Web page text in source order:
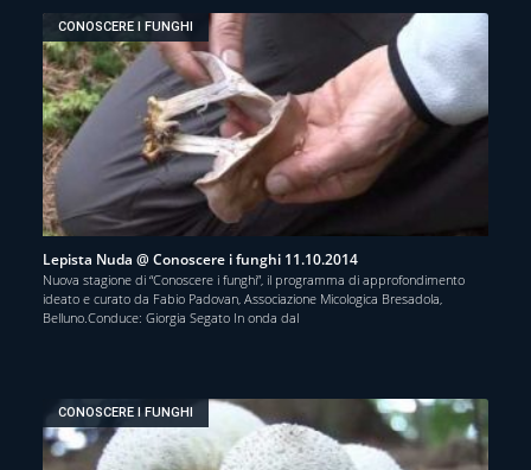
CONOSCERE I FUNGHI
Lepista Nuda @ Conoscere i funghi 11.10.2014
Nuova stagione di “Conoscere i funghi”, il programma di approfondimento
ideato e curato da Fabio Padovan, Associazione Micologica Bresadola,
Belluno.Conduce: Giorgia Segato In onda dal
CONOSCERE I FUNGHI